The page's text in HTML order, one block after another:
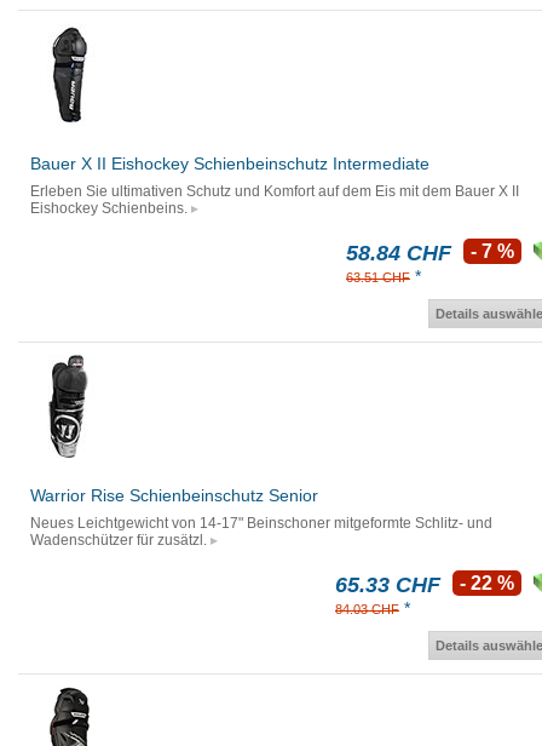
Bauer X II Eishockey Schienbeinschutz Intermediate
Erleben Sie ultimativen Schutz und Komfort auf dem Eis mit dem Bauer X II
Eishockey Schienbeins.
58.84 CHF
63.51 CHF *
- 7 %
Details
Warrior Rise Schienbeinschutz Senior
Neues Leichtgewicht von 14-17" Beinschoner mitgeformte Schlitz- und
Wadenschützer für zusätzl.
65.33 CHF
84.03 CHF *
- 22 %
Details